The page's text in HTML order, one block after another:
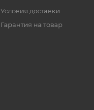
Условия доставки
Гарантия на товар